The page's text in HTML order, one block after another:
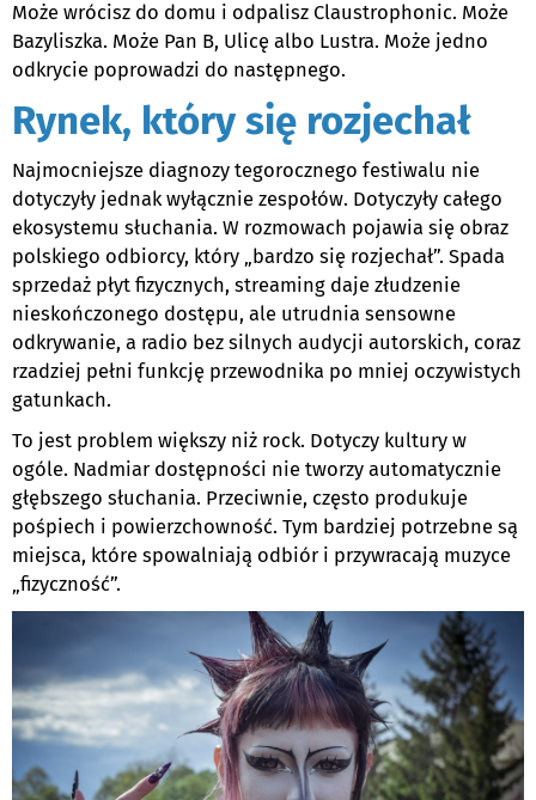
Może wrócisz do domu i odpalisz Claustrophonic. Może
Bazyliszka. Może Pan B, Ulicę albo Lustra. Może jedno
odkrycie poprowadzi do następnego.
Rynek, który się rozjechał
Najmocniejsze diagnozy tegorocznego festiwalu nie
dotyczyły jednak wyłącznie zespołów. Dotyczyły całego
ekosystemu słuchania. W rozmowach pojawia się obraz
polskiego odbiorcy, który „bardzo się rozjechał”. Spada
sprzedaż płyt fizycznych, streaming daje złudzenie
nieskończonego dostępu, ale utrudnia sensowne
odkrywanie, a radio bez silnych audycji autorskich, coraz
rzadziej pełni funkcję przewodnika po mniej oczywistych
gatunkach.
To jest problem większy niż rock. Dotyczy kultury w
ogóle. Nadmiar dostępności nie tworzy automatycznie
głębszego słuchania. Przeciwnie, często produkuje
pośpiech i powierzchowność. Tym bardziej potrzebne są
miejsca, które spowalniają odbiór i przywracają muzyce
„fizyczność”.